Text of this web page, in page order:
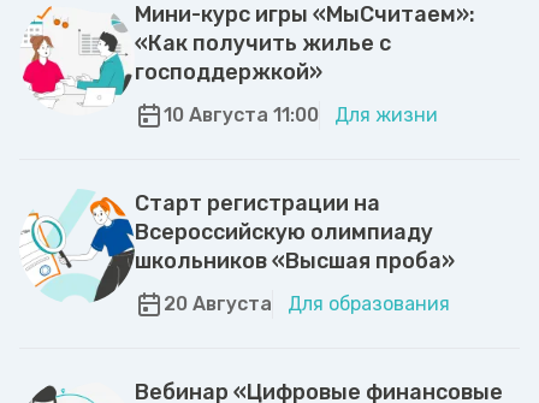
Мини-курс игры «МыСчитаем»:
«Как получить жилье с
господдержкой»
10 Августа 11:00 Для жизни
Старт регистрации на
Всероссийскую олимпиаду
школьников «Высшая проба»
20 Августа Для образования
Вебинар «Цифровые финансовые